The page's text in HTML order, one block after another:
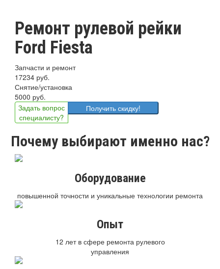
Ремонт рулевой рейки
Ford Fiesta
Запчасти и ремонт
17234 руб.
Снятие/установка
5000 руб.
Задать вопрос
специалисту?
Получить скидку!
Почему выбирают именно нас?
Оборудование
повышенной точности и уникальные технологии ремонта
Опыт
12 лет в сфере ремонта рулевого
управления